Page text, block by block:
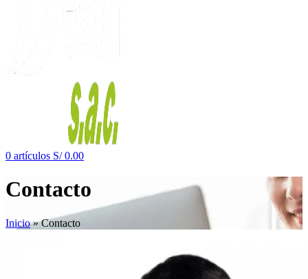
0 artículos S/0.00
Contacto
Inicio»Contacto